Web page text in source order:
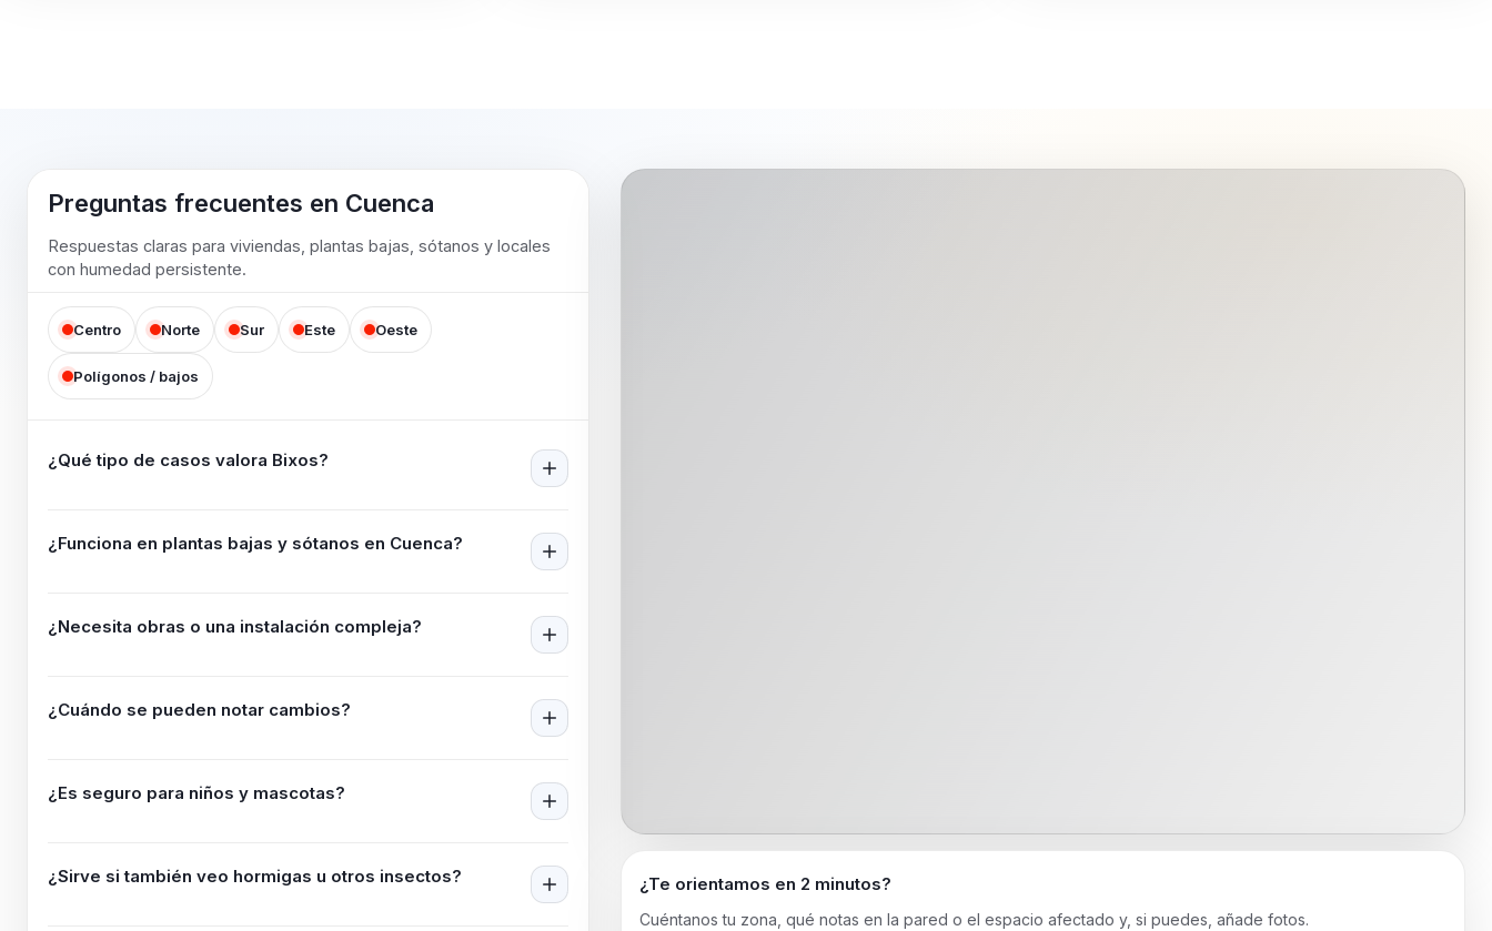
Preguntas frecuentes en Cuenca
Respuestas claras para viviendas, plantas bajas, sótanos y locales
con humedad persistente.
Centro Norte Sur Este Oeste
Polígonos / bajos
¿Qué tipo de casos valora Bixos?
¿Funciona en plantas bajas y sótanos en Cuenca?
¿Necesita obras o una instalación compleja?
¿Cuándo se pueden notar cambios?
¿Es seguro para niños y mascotas?
¿Sirve si también veo hormigas u otros insectos? ¿Te orientamos en 2 minutos?
Cuéntanos tu zona, qué notas en la pared o el espacio afectado y, si puedes, añade fotos.